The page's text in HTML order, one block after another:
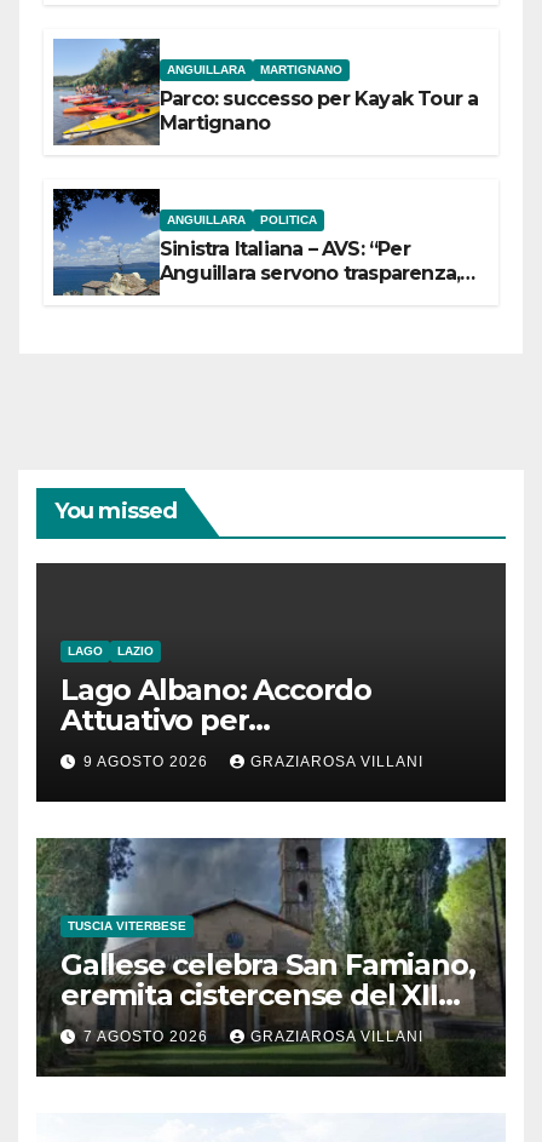
ANGUILLARA MARTIGNANO
Parco: successo per Kayak Tour a
Martignano
ANGUILLARA POLITICA
Sinistra Italiana – AVS: “Per
Anguillara servono trasparenza,
You missed
LAGO LAZIO
Lago Albano: Accordo
Attuativo per
l’interconnessione
acquedottistica da 29,5
milioni di euro
9 AGOSTO 2026 GRAZIAROSA VILLANI
TUSCIA VITERBESE
Gallese celebra San Famiano,
eremita cistercense del XII
secolo
7 AGOSTO 2026 GRAZIAROSA VILLANI